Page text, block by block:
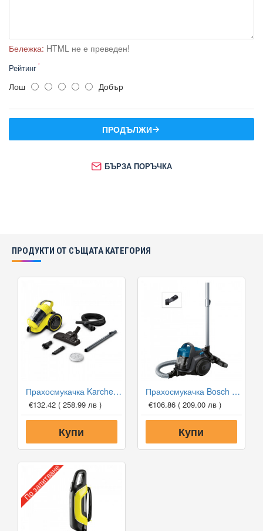
Честота - 50/60 Hz.
Ниво на шум - 75 dB.
Допълнителна четка за твърди повърхности.
Бележка: HTML не е преведен!
Рейтинг
Лош Добър
ПРОДЪЛЖИ
БЪРЗА ПОРЪЧКА
ПРОДУКТИ ОТ СЪЩАТА КАТЕГОРИЯ
Прахосмукачка Karcher VC 3 с циклонен филтър
€132.42 ( 258.99 лв )
Купи
Прахосмукачка Bosch BGS05A221
€106.86 ( 209.00 лв )
Купи
По запитване